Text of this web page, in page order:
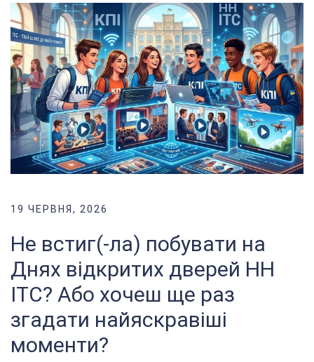
19 ЧЕРВНЯ, 2026
Не встиг(-ла) побувати на
Днях відкритих дверей НН
ІТС? Або хочеш ще раз
згадати найяскравіші
моменти?